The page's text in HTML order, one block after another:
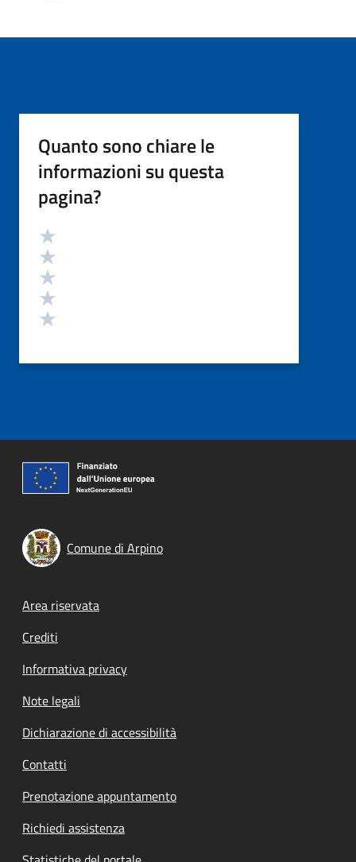
Quanto sono chiare le
informazioni su questa
pagina?
Valutazione
Comune di Arpino
Footer menu
Area riservata
Crediti
Informativa privacy
Note legali
Dichiarazione di accessibilità
Contatti
Prenotazione appuntamento
Richiedi assistenza